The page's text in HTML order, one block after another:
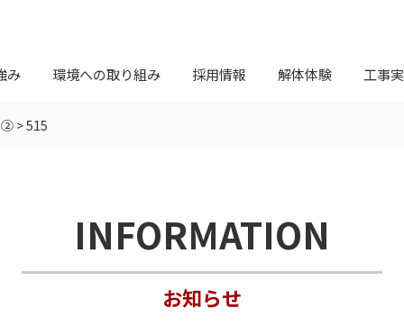
み
環境への取り組み 採用情報 解体体験 工事
② >515
INFORMATION
お知らせ